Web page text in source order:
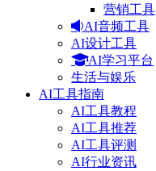
营销工具
AI音频工具
AI设计工具
AI学习平台
生活与娱乐
AI工具指南
AI工具教程
AI工具推荐
AI工具评测
AI行业资讯